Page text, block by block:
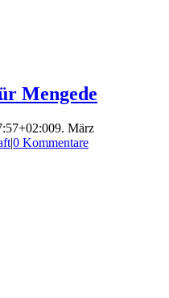
Mengede
9. März
|0 Kommentare